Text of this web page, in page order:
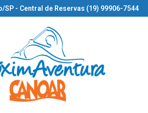
SP - Central de Reservas (19) 99906-7544